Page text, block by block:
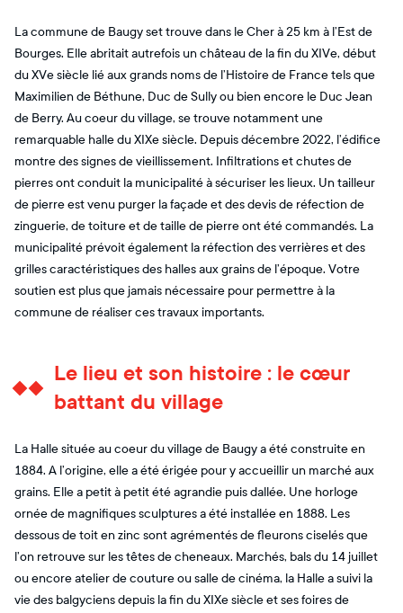
La commune de Baugy set trouve dans le Cher à 25 km à l’Est de
Bourges. Elle abritait autrefois un château de la fin du XIVe, début
du XVe siècle lié aux grands noms de l’Histoire de France tels que
Maximilien de Béthune, Duc de Sully ou bien encore le Duc Jean
de Berry. Au coeur du village, se trouve notamment une
remarquable halle du XIXe siècle. Depuis décembre 2022, l’édifice
montre des signes de vieillissement. Infiltrations et chutes de
pierres ont conduit la municipalité à sécuriser les lieux. Un tailleur
de pierre est venu purger la façade et des devis de réfection de
zinguerie, de toiture et de taille de pierre ont été commandés. La
municipalité prévoit également la réfection des verrières et des
grilles caractéristiques des halles aux grains de l’époque. Votre
soutien est plus que jamais nécessaire pour permettre à la
commune de réaliser ces travaux importants.
Le lieu et son histoire : le cœur
battant du village
La Halle située au coeur du village de Baugy a été construite en
1884. A l’origine, elle a été érigée pour y accueillir un marché aux
grains. Elle a petit à petit été agrandie puis dallée. Une horloge
ornée de magnifiques sculptures a été installée en 1888. Les
dessous de toit en zinc sont agrémentés de fleurons ciselés que
l’on retrouve sur les têtes de cheneaux. Marchés, bals du 14 juillet
ou encore atelier de couture ou salle de cinéma, la Halle a suivi la
vie des balgyciens depuis la fin du XIXe siècle et ses foires de